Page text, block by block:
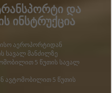
და
ინსტრუქცია
აეროპორტიდან
სავალ მანძილზე
5 წუთის სავალ
ავტომობილით 5 წუთის